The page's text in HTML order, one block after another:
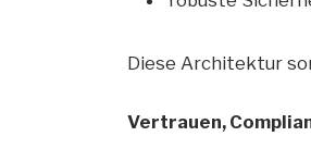
Diese Architektur
Vertrauen,